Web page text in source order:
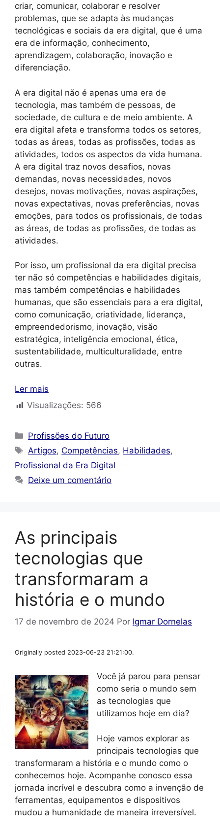
criar, comunicar, colaborar e resolver
problemas, que se adapta às mudanças
tecnológicas e sociais da era digital, que é uma
era de informação, conhecimento,
aprendizagem, colaboração, inovação e
diferenciação.
A era digital não é apenas uma era de
tecnologia, mas também de pessoas, de
sociedade, de cultura e de meio ambiente. A
era digital afeta e transforma todos os setores,
todas as áreas, todas as profissões, todas as
atividades, todos os aspectos da vida humana.
A era digital traz novos desafios, novas
demandas, novas necessidades, novos
desejos, novas motivações, novas aspirações,
novas expectativas, novas preferências, novas
emoções, para todos os profissionais, de todas
as áreas, de todas as profissões, de todas as
atividades.
Por isso, um profissional da era digital precisa
ter não só competências e habilidades digitais,
mas também competências e habilidades
humanas, que são essenciais para a era digital,
como comunicação, criatividade, liderança,
empreendedorismo, inovação, visão
estratégica, inteligência emocional, ética,
sustentabilidade, multiculturalidade, entre
outras.
Ler mais
Visualizações: 566
Categorias
Profissões do Futuro
Tags
Artigos, Competências, Habilidades,
Profissional da Era Digital
Deixe um comentário
As principais
tecnologias que
transformaram a
história e o mundo
17 de novembro de 2024 Por Igmar Dornelas
Originally posted 2023-06-23 21:21:00.
Você já parou para pensar
como seria o mundo sem
as tecnologias que
utilizamos hoje em dia?
Hoje vamos explorar as
principais tecnologias que
transformaram a história e o mundo como o
conhecemos hoje. Acompanhe conosco essa
jornada incrível e descubra como a invenção de
ferramentas, equipamentos e dispositivos
mudou a humanidade de maneira irreversível.